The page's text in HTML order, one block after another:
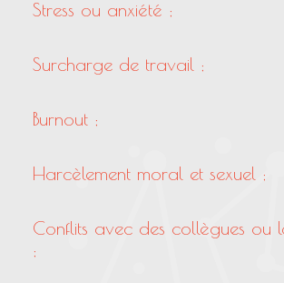
Stress ou anxiété ;
Surcharge de travail ;
Burnout ;
Harcèlement moral et sexuel ;
Conflits avec des collègues ou
;